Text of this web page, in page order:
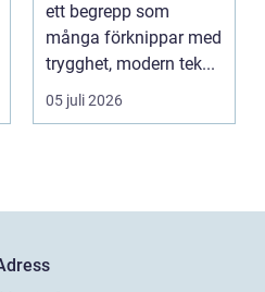
ett begrepp som
många förknippar med
trygghet, modern tek...
05 juli 2026